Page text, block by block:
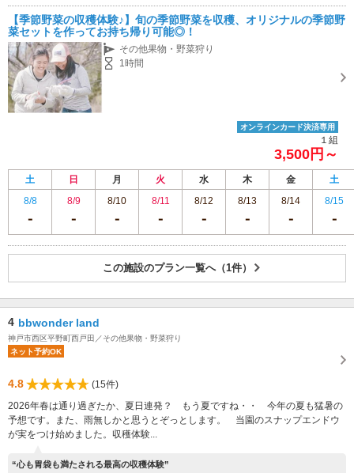
【季節野菜の収穫体験♪】旬の季節野菜を収穫、オリジナルの季節野
菜セットを作ってお持ち帰り可能◎！
その他果物・野菜狩り
1時間
オンラインカード決済専用
１組
3,500円～
土 日 月 火 水 木 金
土
8/8
8/9 8/10 8/11 8/12 8/13 8/14 8/15
この施設のプラン一覧へ（1件）
4 bbwonder land
神戸市西区平野町西戸田／その他果物・野菜狩り
ネット予約OK
4.8
(15件)
2026年春は通り過ぎたか、夏日連発？ もう夏ですね・・ 今年の夏も猛暑の
予想です。また、雨無しかと思うとぞっとします。 当園のスナップエンドウ
が実をつけ始めました。収穫体験...
“心も胃袋も満たされる最高の収穫体験”